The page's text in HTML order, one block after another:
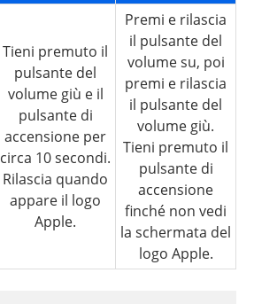
Tieni premuto il
pulsante del
volume giù e il
pulsante di
accensione per
circa 10 secondi.
Rilascia quando
appare il logo
Apple.
Premi e rilascia
il pulsante del
volume su, poi
premi e rilascia
il pulsante del
volume giù.
Tieni premuto il
pulsante di
accensione
finché non vedi
la schermata del
logo Apple.